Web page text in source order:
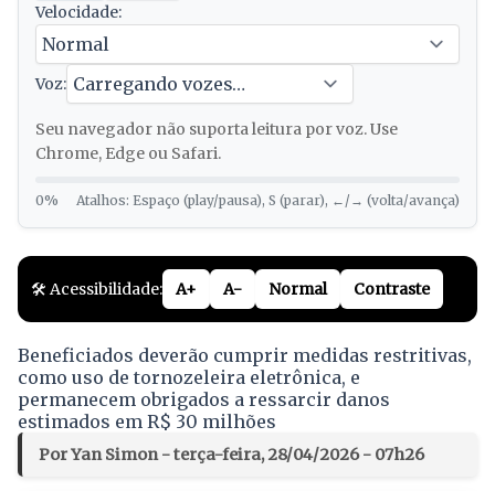
Velocidade:
Voz:
Seu navegador não suporta leitura por voz. Use
Chrome, Edge ou Safari.
0% Atalhos: Espaço (play/pausa), S (parar), ←/→ (volta/avança)
🛠️ Acessibilidade: A+ A- Normal Contraste
Beneficiados deverão cumprir medidas restritivas,
como uso de tornozeleira eletrônica, e
permanecem obrigados a ressarcir danos
estimados em R$ 30 milhões
Por Yan Simon - terça-feira, 28/04/2026 - 07h26